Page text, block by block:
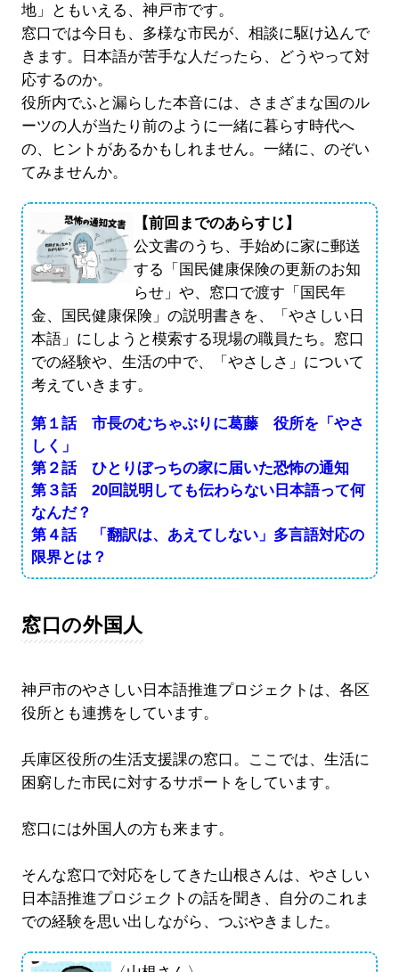
地」ともいえる、神戸市です。
窓口では今日も、多様な市民が、相談に駆け込んで
きます。日本語が苦手な人だったら、どうやって対
応するのか。
役所内でふと漏らした本音には、さまざまな国のル
ーツの人が当たり前のように一緒に暮らす時代へ
の、ヒントがあるかもしれません。一緒に、のぞい
てみませんか。
【前回までのあらすじ】
公文書のうち、手始めに家に郵送
する「国民健康保険の更新のお知
らせ」や、窓口で渡す「国民年
金、国民健康保険」の説明書きを、「やさしい日
本語」にしようと模索する現場の職員たち。窓口
での経験や、生活の中で、「やさしさ」について
考えていきます。
第１話 市長のむちゃぶりに葛藤 役所を「やさ
しく」
第２話 ひとりぼっちの家に届いた恐怖の通知
第３話 20回説明しても伝わらない日本語って何
なんだ？
第４話 「翻訳は、あえてしない」多言語対応の
限界とは？
窓口の外国人
神戸市のやさしい日本語推進プロジェクトは、各区
役所とも連携をしています。
兵庫区役所の生活支援課の窓口。ここでは、生活に
困窮した市民に対するサポートをしています。
窓口には外国人の方も来ます。
そんな窓口で対応をしてきた山根さんは、やさしい
日本語推進プロジェクトの話を聞き、自分のこれま
での経験を思い出しながら、つぶやきました。